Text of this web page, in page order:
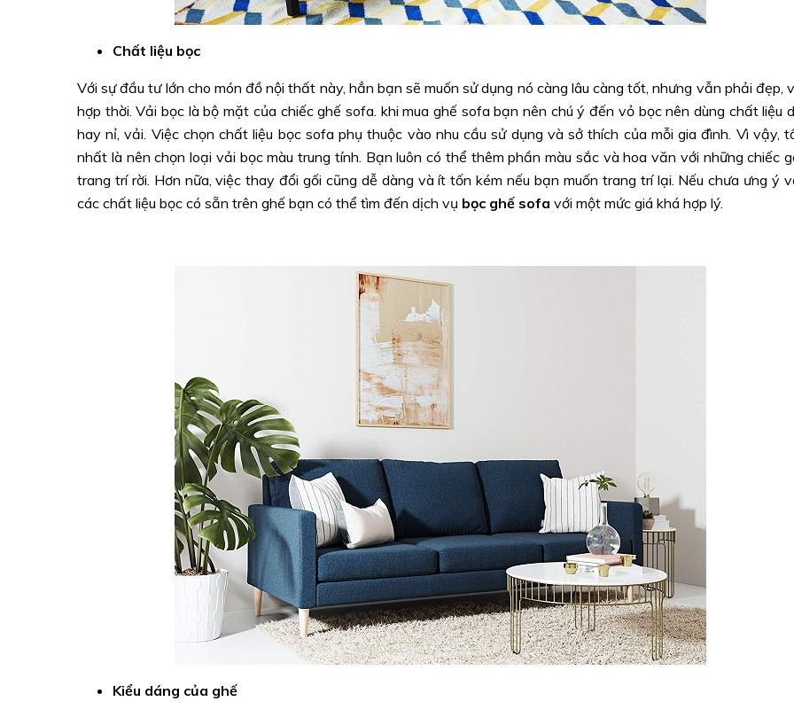
Chất liệu bọc
Với sự đầu tư lớn cho món đồ nội thất này, hẳn bạn sẽ muốn sử dụng nó càng lâu càng tốt, nhưng vẫn phải đẹp,
hợp thời. Vải bọc là bộ mặt của chiếc ghế sofa. khi mua ghế sofa bạn nên chú ý đến vỏ bọc nên dùng chất liệu
hay nỉ, vải. Việc chọn chất liệu bọc sofa phụ thuộc vào nhu cầu sử dụng và sở thích của mỗi gia đình. Vì vậy,
nhất là nên chọn loại vải bọc màu trung tính. Bạn luôn có thể thêm phần màu sắc và hoa văn với những chiếc
trang trí rời. Hơn nữa, việc thay đổi gối cũng dễ dàng và ít tốn kém nếu bạn muốn trang trí lại. Nếu chưa ưng ý
các chất liệu bọc có sẵn trên ghế bạn có thể tìm đến dịch vụ bọc ghế sofa với một mức giá khá hợp lý.
Kiểu dáng của ghế